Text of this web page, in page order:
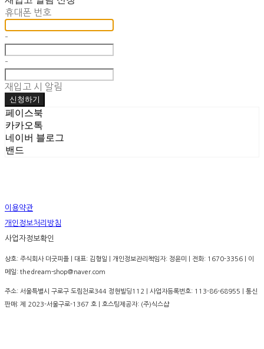
휴대폰 번호
-
-
재입고 시 알림
신청하기
페이스북
카카오톡
네이버 블로그
밴드
이용약관
개인정보처리방침
사업자정보확인
상호: 주식회사 더굿피플 | 대표: 김형일 | 개인정보관리책임자: 정윤미 | 전화: 1670-3356 | 이
메일: thedream-shop@naver.com
주소: 서울특별시 구로구 도림천로344 정현빌딩112 | 사업자등록번호: 113-86-68955 | 통신
판매: 제 2023-서울구로-1367 호 | 호스팅제공자: (주)식스샵